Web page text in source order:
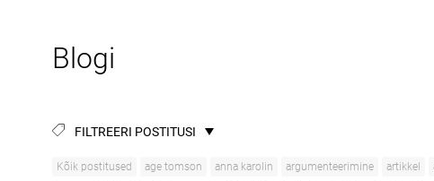
Blogi
FILTREERI POSTITUSI
Kõik postitused age tomson anna karolin argumenteerimine artikkel